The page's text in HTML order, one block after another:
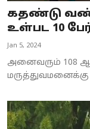
கதண்டு
உள்பட 10
Jan 5, 2024
அனைவரும் 108
மருத்துவமனைக்கு